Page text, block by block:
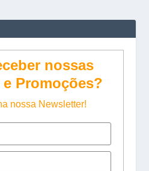
nossas
Promoções?
nossa Newsletter!